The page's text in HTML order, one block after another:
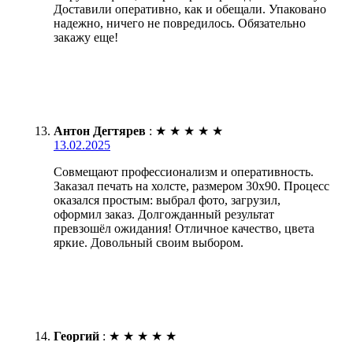
Доставили оперативно, как и обещали. Упаковано
надежно, ничего не повредилось. Обязательно
закажу еще!
Антон Дегтярев : ★ ★ ★ ★ ★
13.02.2025
Совмещают профессионализм и оперативность.
Заказал печать на холсте, размером 30х90. Процесс
оказался простым: выбрал фото, загрузил,
оформил заказ. Долгожданный результат
превзошёл ожидания! Отличное качество, цвета
яркие. Довольный своим выбором.
Георгий : ★ ★ ★ ★ ★